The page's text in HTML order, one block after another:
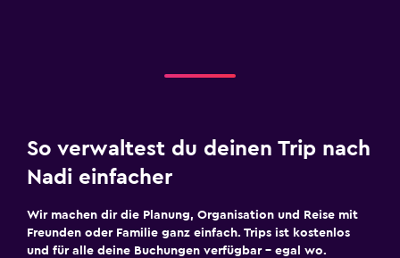
So verwaltest du deinen Trip nach
Nadi einfacher
Wir machen dir die Planung, Organisation und Reise mit
Freunden oder Familie ganz einfach. Trips ist kostenlos
und für alle deine Buchungen verfügbar – egal wo.